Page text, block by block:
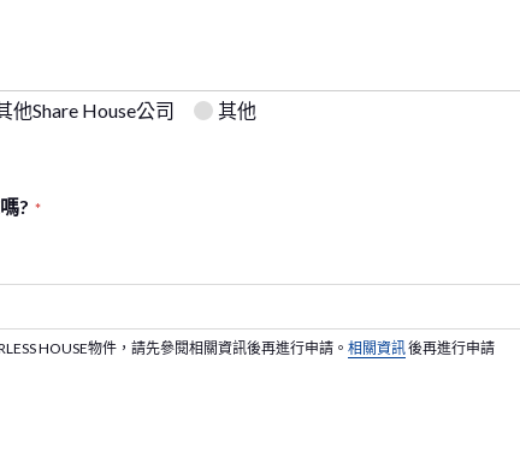
他Share House公司 其他
? *
HOUSE物件，請先參閱相關資訊後再進行申請。 相關資訊後再進行申請